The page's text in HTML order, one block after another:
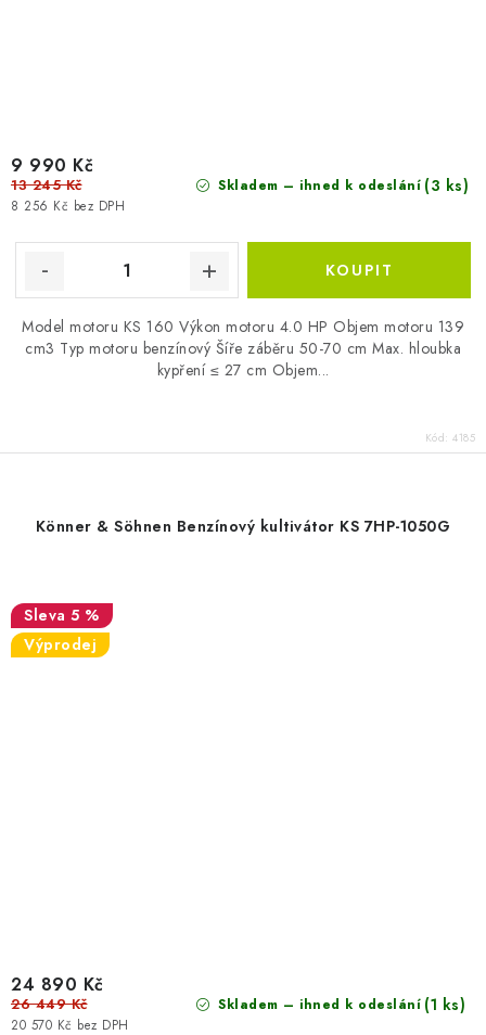
Skladem – ihned k odeslání (3 ks)
8 256 Kč bez DPH
9 990 Kč
13 245 Kč
Model motoru KS 160 Výkon motoru 4.0 HP Objem motoru 139
cm3 Typ motoru benzínový Šíře záběru 50-70 cm Max. hloubka
kypření ≤ 27 cm Objem...
Kód: 4185
Könner & Söhnen Benzínový kultivátor KS 7HP-1050G
5 %
Výprodej
Skladem – ihned k odeslání (1 ks)
20 570 Kč bez DPH
24 890 Kč
26 449 Kč